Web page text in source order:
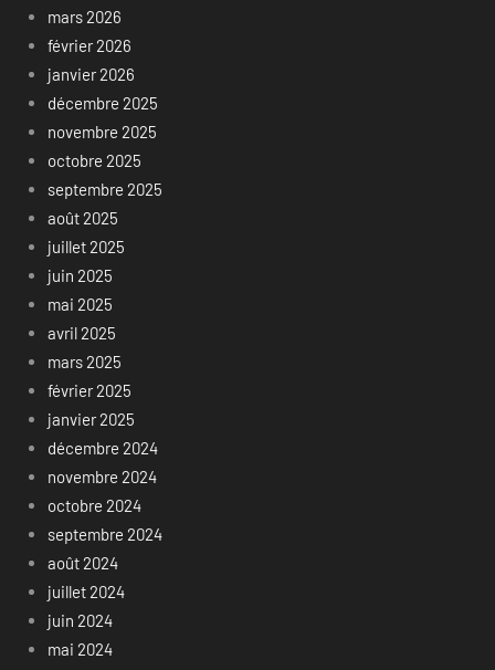
mars 2026
février 2026
janvier 2026
décembre 2025
novembre 2025
octobre 2025
septembre 2025
août 2025
juillet 2025
juin 2025
mai 2025
avril 2025
mars 2025
février 2025
janvier 2025
décembre 2024
novembre 2024
octobre 2024
septembre 2024
août 2024
juillet 2024
juin 2024
mai 2024